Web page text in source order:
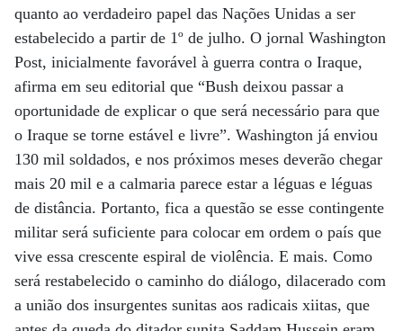
quanto ao verdadeiro papel das Nações Unidas a ser
estabelecido a partir de 1º de julho. O jornal Washington
Post, inicialmente favorável à guerra contra o Iraque,
afirma em seu editorial que “Bush deixou passar a
oportunidade de explicar o que será necessário para que
o Iraque se torne estável e livre”. Washington já enviou
130 mil soldados, e nos próximos meses deverão chegar
mais 20 mil e a calmaria parece estar a léguas e léguas
de distância. Portanto, fica a questão se esse contingente
militar será suficiente para colocar em ordem o país que
vive essa crescente espiral de violência. E mais. Como
será restabelecido o caminho do diálogo, dilacerado com
a união dos insurgentes sunitas aos radicais xiitas, que